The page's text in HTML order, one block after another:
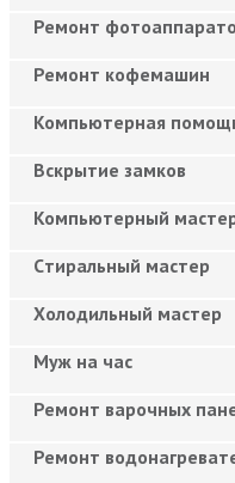
Ремонт
Ремонт кофемашин
Компьютерная
Вскрытие замков
Компьютерный
Cтиральный мастер
Холодильный мастер
Муж на час
Ремонт варочных
Ремонт